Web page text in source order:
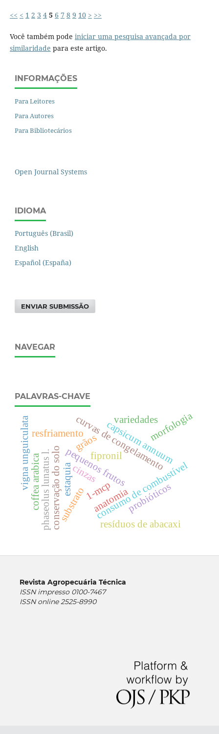
<< < 1 2 3 4 5 6 7 8 9 10 > >>
Você também pode iniciar uma pesquisa avançada por
similaridade para este artigo.
INFORMAÇÕES
Para Leitores
Para Autores
Para Bibliotecários
Open Journal Systems
IDIOMA
Português (Brasil)
English
Español (España)
ENVIAR SUBMISSÃO
NAVEGAR
PALAVRAS-CHAVE
pequenos frutos
grãos
estaquia consumo de combustível
conservação do solo
curvas de congelamento
resfriamento
phaseolus lunatus l. substrato
capsicum annuum
probióticos
anatomia
resíduos de abacaxi
vigna unguiculatacoffea arabica 1-mcp
morfologia
variedades
fipronil
cinzas
Revista Agropecuária Técnica
ISSN impresso 0100-7467
ISSN online 2525-8990